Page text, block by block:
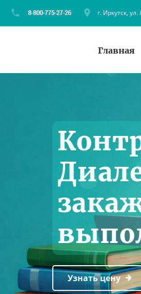
г. Иркутск,
Главная
Узнать цену